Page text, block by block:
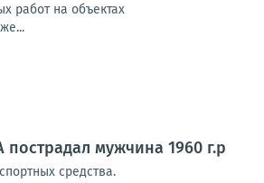
работ на объектах
мужчина 1960 г.р
средства.